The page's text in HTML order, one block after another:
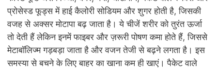
प्रोसेस्ड फूड्स में हाई कैलोरी सोडियम और शुगर होती है, जिसकी
वजह से अक्सर मोटापा बढ़ जाता है। ये चीजें शरीर को तुरंत ऊर्जा
तो देती हैं लेकिन इनमें फाइबर और ज़रूरी पोषण कमा होते हैं, जिससे
मेटाबॉलिज्म गड़बड़ा जाता है और वजन तेजी से बढ़ने लगता है। इस
समस्या से बचने के लिए बाहर का खाना कम ही खाएं। पैकेट वाले